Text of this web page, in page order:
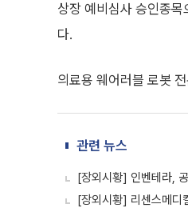
상장 예비심사 승인종
다.
의료용 웨어러블 로봇
관련 뉴스
[장외시황] 인벤테라,
[장외시황] 리센스메디